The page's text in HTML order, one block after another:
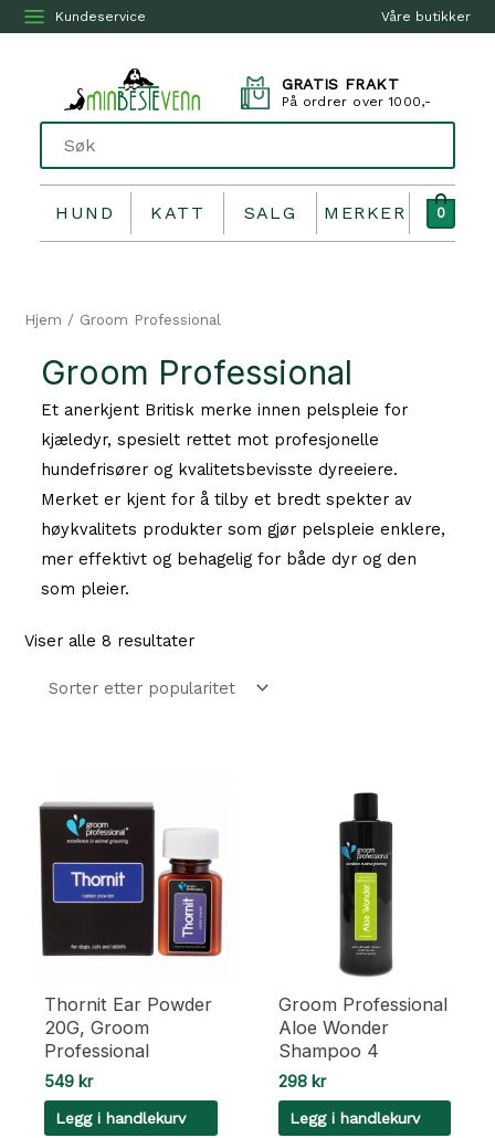
Våre butikker
Kundeservice
GRATIS FRAKT
På ordrer over 1000,-
HUND KATT SALG MERKER 0
Hjem / Groom Professional
Groom Professional
Et anerkjent Britisk merke innen pelspleie for
kjæledyr, spesielt rettet mot profesjonelle
hundefrisører og kvalitetsbevisste dyreeiere.
Merket er kjent for å tilby et bredt spekter av
høykvalitets produkter som gjør pelspleie enklere,
mer effektivt og behagelig for både dyr og den
som pleier.
Viser alle 8 resultaterSortert
Thornit Ear Powder
20G, Groom
Professional
549 kr
Legg i handlekurv
Groom Professional
Aloe Wonder
Shampoo 4
298 kr
Legg i handlekurv